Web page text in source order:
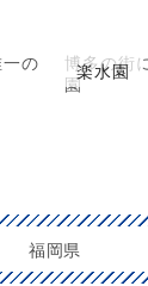
の
楽水園
博多の街
園
福岡県